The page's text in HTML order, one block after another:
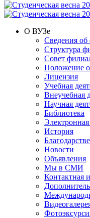
О ВУЗе
Сведения об
Структура
Совет
Положение
Лицензия
Учебная
Внеучебная
Научная
Библиотека
История
Новости
Объявления
Мы в СМИ
Контактная